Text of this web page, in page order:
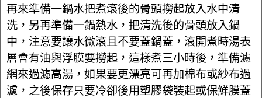
再來準備一鍋水把煮滾後的骨頭撈起放入水中清
洗，另再準備一鍋熱水，把清洗後的骨頭放入鍋
中，注意要讓水微滾且不要蓋鍋蓋，滾開煮時湯表
層會有油與浮膜要撈起，這樣煮三小時後，準備濾
網來過濾高湯，如果要更漂亮可再加棉布或紗布過
濾，之後保存只要冷卻後用塑膠袋裝起或保鮮膜蓋